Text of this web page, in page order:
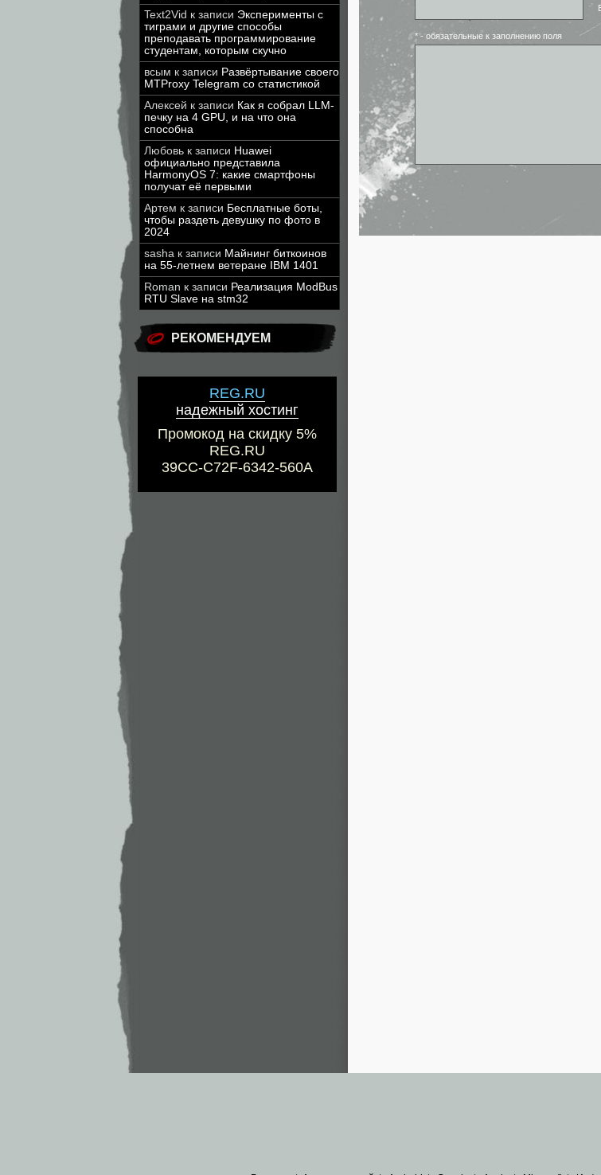
Text2Vid к записи Эксперименты с
тиграми и другие способы
преподавать программирование
студентам, которым скучно
всым к записи Развёртывание своего
MTProxy Telegram со статистикой
Алексей к записи Как я собрал LLM-
печку на 4 GPU, и на что она
способна
Любовь к записи Huawei
официально представила
HarmonyOS 7: какие смартфоны
получат её первыми
Артем к записи Бесплатные боты,
чтобы раздеть девушку по фото в
2024
sasha к записи Майнинг биткоинов
на 55-летнем ветеране IBM 1401
Roman к записи Реализация ModBus
RTU Slave на stm32
РЕКОМЕНДУЕМ
REG.RU
надежный хостинг
Промокод на скидку 5%
REG.RU
39CC-C72F-6342-560A
* - обязательные к заполнению поля